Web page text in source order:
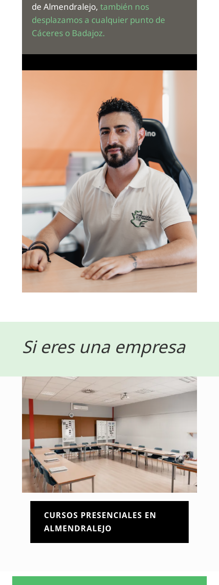
de Almendralejo, también nos
desplazamos a cualquier punto de
Cáceres o Badajoz.
Si eres una empresa
CURSOS PRESENCIALES EN
ALMENDRALEJO